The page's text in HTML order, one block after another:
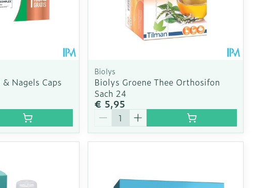
Nagels Caps
Biolys
Biolys Groene Thee Orthosifon
Sach 24
€ 5,95
Aantal